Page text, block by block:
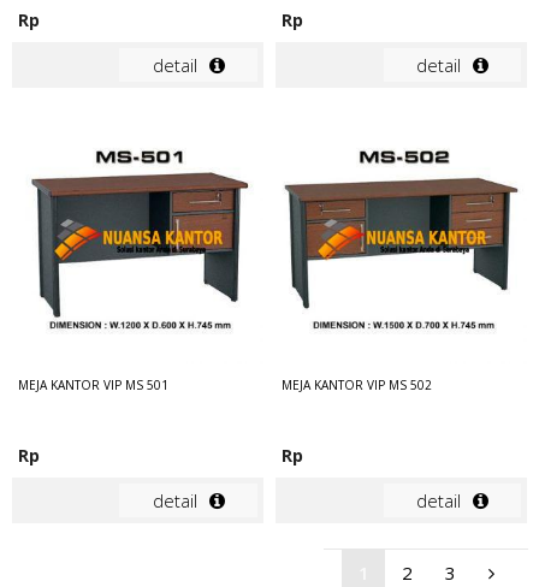
Rp
detail
Rp
detail
MEJA KANTOR VIP MS 501
Rp
detail
MEJA KANTOR VIP MS 502
Rp
detail
2 3